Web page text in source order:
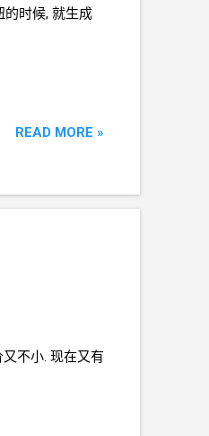
的时候, 就生成
READ MORE »
不小. 现在又有